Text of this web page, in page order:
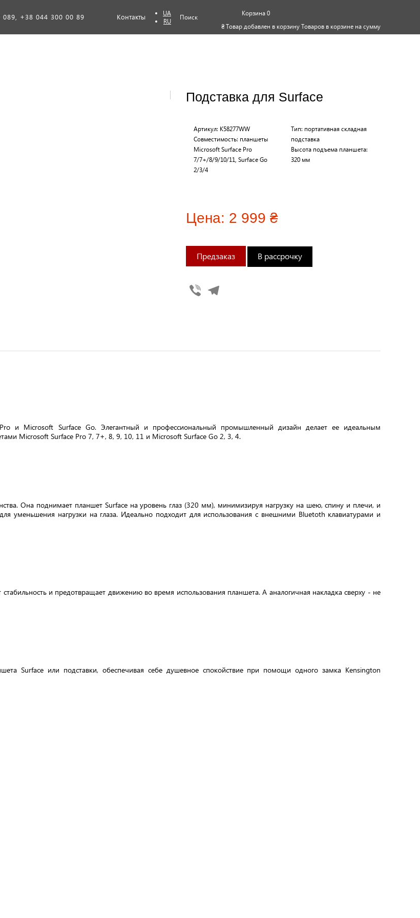
089, +38 044 300 00 89 Контакты
UA
RU
Поиск
0
₴ Товар добавлен в корзину Товаров в корзине на сумму
Подставка для Surface
Артикул: K58277WW
Тип: портативная складная
подставка
Совместимость: планшеты
Microsoft Surface Pro
7/7+/8/9/10/11, Surface Go
2/3/4
Высота подъема планшета:
320 мм
Цена: 2 999 ₴
В рассрочку
Viber
и Microsoft Surface Go. Элегантный и профессиональный промышленный дизайн делает ее идеальным
Microsoft Surface Pro 7, 7+, 8, 9, 10, 11 и Microsoft Surface Go 2, 3, 4.
Она поднимает планшет Surface на уровень глаз (320 мм), минимизируя нагрузку на шею, спину и плечи, и
уменьшения нагрузки на глаза. Идеально подходит для использования с внешними Bluetoth клавиатурами и
и предотвращает движению во время использования планшета. А аналогичная накладка сверху - не
Surface или подставки, обеспечивая себе душевное спокойствие при помощи одного замка Kensington